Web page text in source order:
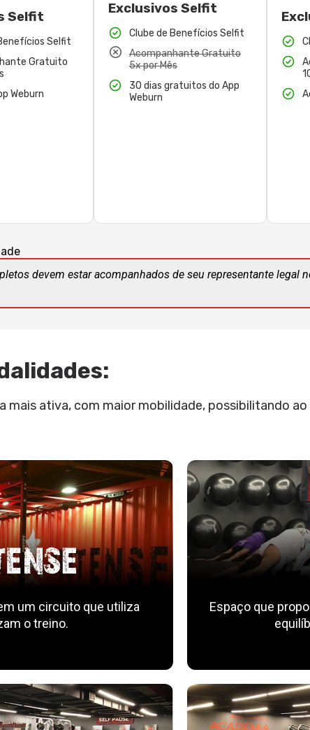
Selfit
Selfit
Gratuito
Weburn
Exclusivos Selfit
Clube de Benefícios Selfit
Acompanhante Gratuito
5x por Mês
30 dias gratuitos do App
Weburn
devem estar acompanhados de seu representante legal
mais ativa, com maior mobilidade, possibilitando
um circuito que utiliza
o treino.
Espaço que